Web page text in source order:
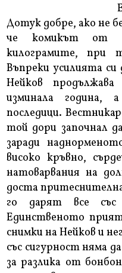
Дотук добре, ако не
че комикът от
килограмите, при
Въпреки усилията си
Нейков
изминала година,
последици.
той дори започнал
заради
високо кръвно,
натоварвания на
доста
го дарят все със
Единственото
снимки на Нейков и
със сигурност няма
за разлика от